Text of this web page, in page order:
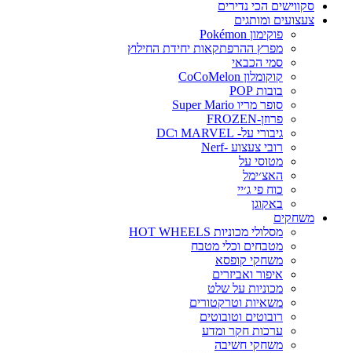
סקווישים הכי נדירים
צעצועים ומותגים
פוקימון Pokémon
מפרץ ההרפתקאות יחידת החילוץ
סמי הכבאי
קוקומלון CoCoMelon
בובות POP
סופר מריו Super Mario
פרוזן-FROZEN
גיבורי על- MARVEL וDC
רובי צעצוע -Nerf
מטוסי על
האצ׳ימל
כוח פי ג׳יי
באקוגן
משחקים
מסלולי מכוניות HOT WHEELS
מטבחים וכלי מטבח
משחקי קופסא
איפור ואביזרים
מכוניות על שלט
משאיות וטרקטורים
רובוטים וטובוטים
ערכות חקר ומדע
משחקי חשיבה